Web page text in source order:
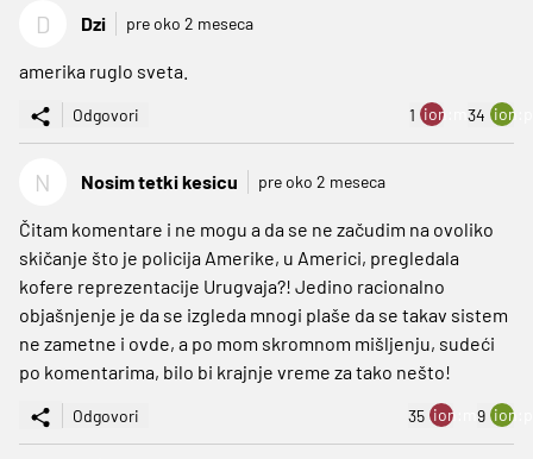
D Dzi pre oko 2 meseca
amerika ruglo sveta.
Odgovori 1 ion:minus
34
N Nosim tetki kesicu pre oko 2 meseca
Čitam komentare i ne mogu a da se ne začudim na ovoliko
skičanje što je policija Amerike, u Americi, pregledala
kofere reprezentacije Urugvaja?! Jedino racionalno
objašnjenje je da se izgleda mnogi plaše da se takav sistem
ne zametne i ovde, a po mom skromnom mišljenju, sudeći
po komentarima, bilo bi krajnje vreme za tako nešto!
Odgovori 35 ion:minus
9